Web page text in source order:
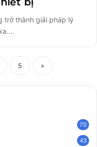
trở thành giải pháp lý
5 »
70
43